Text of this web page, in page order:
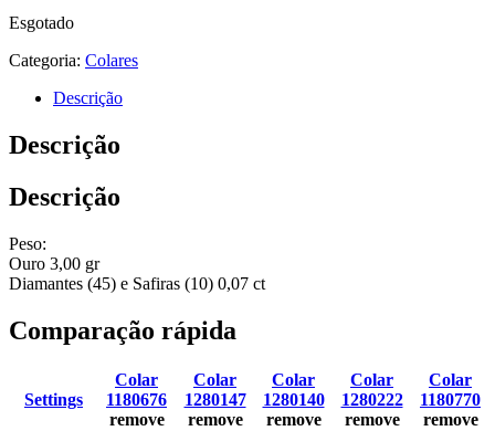
Esgotado
Categoria: Colares
Descrição
Descrição
Descrição
Peso:
Ouro 3,00 gr
Diamantes (45) e Safiras (10) 0,07 ct
Comparação rápida
Settings
Colar
1180676
remove
Colar
1280147
remove
Colar
1280140
remove
Colar
1280222
remove
Colar
1180770
remove